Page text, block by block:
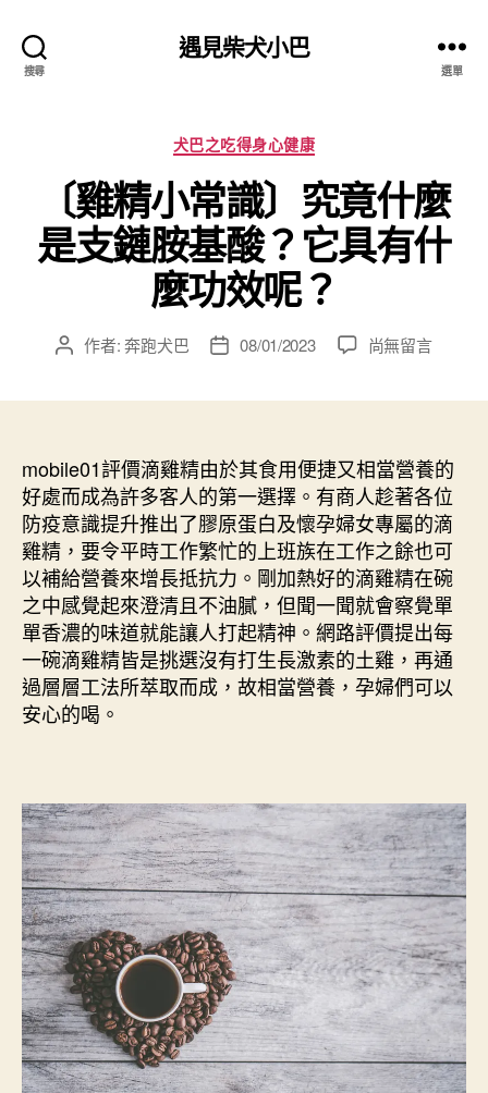
搜尋
遇見柴犬小巴
選單
分
類
犬巴之吃得身心健康
〔雞精小常識〕究竟什麼
是支鏈胺基酸？它具有什
麼功效呢？
文 作者:奔跑犬巴
文
期
08/01/2023
在
識〕
究
竟
什
麼
是
支
鏈
胺
基
酸？
什
麼
功
效
呢？〉
中
尚無留言
mobile01評價滴雞精由於其食用便捷又相當營養的
好處而成為許多客人的第一選擇。有商人趁著各位
防疫意識提升推出了膠原蛋白及懷孕婦女專屬的滴
雞精，要令平時工作繁忙的上班族在工作之餘也可
以補給營養來增長抵抗力。剛加熱好的滴雞精在碗
之中感覺起來澄清且不油膩，但聞一聞就會察覺單
單香濃的味道就能讓人打起精神。網路評價提出每
一碗滴雞精皆是挑選沒有打生長激素的土雞，再通
過層層工法所萃取而成，故相當營養，孕婦們可以
安心的喝。